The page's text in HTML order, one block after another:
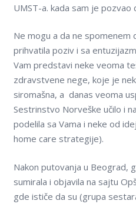
UMST-a. kada sam je
Ne mogu a da ne spomenem
prihvatila poziv i sa
Vam predstavi neke veoma
zdravstvene nege, koje je
siromašna, a danas veoma
Sestrinstvo Norveške učilo i
podelila sa Vama i neke od
home care strategije).
Nakon putovanja u Beograd,
sumirala i objavila na sajtu
gde ističe da su (grupa